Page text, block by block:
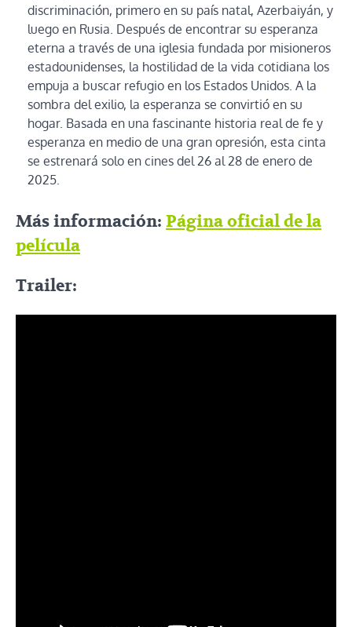
discriminación, primero en su país natal, Azerbaiyán, y
luego en Rusia. Después de encontrar su esperanza
eterna a través de una iglesia fundada por misioneros
estadounidenses, la hostilidad de la vida cotidiana los
empuja a buscar refugio en los Estados Unidos. A la
sombra del exilio, la esperanza se convirtió en su
hogar. Basada en una fascinante historia real de fe y
esperanza en medio de una gran opresión, esta cinta
se estrenará solo en cines del 26 al 28 de enero de
2025.
Más información: Página oficial de la
película
Trailer: